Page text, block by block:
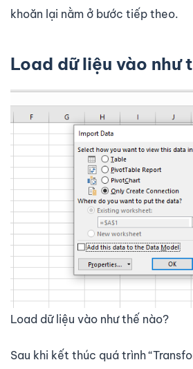
khoăn lại nằm ở bước tiếp theo.
Load dữ liệu vào như
Load dữ liệu vào như thế nào?
Sau khi kết thúc quá trình